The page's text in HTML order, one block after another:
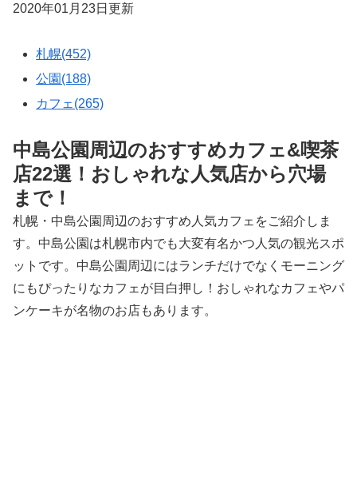
2020年01月23日更新
札幌(452)
公園(188)
カフェ(265)
中島公園周辺のおすすめカフェ&喫茶
店22選！おしゃれな人気店から穴場
まで！
札幌・中島公園周辺のおすすめ人気カフェをご紹介しま
す。中島公園は札幌市内でも大変有名かつ人気の観光スポ
ットです。中島公園周辺にはランチだけでなくモーニング
にもぴったりなカフェが目白押し！おしゃれなカフェやパ
ンケーキが名物のお店もあります。